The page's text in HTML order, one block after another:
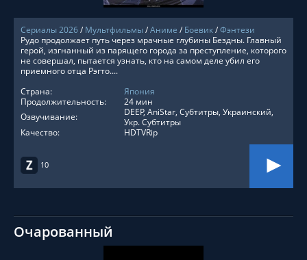
Сериалы 2026/ Мультфильмы/Аниме / Боевик/Фэнтези
10
Рудо продолжает путь через мрачные глубины Бездны. Главный
герой, изгнанный из парящего города за преступление, которого
не совершал, пытается узнать, кто на самом деле убил его
приемного отца Рэгто....
Страна:
Япония
Продолжительность:
24 мин
Озвучивание:
DEEP, AniStar, Субтитры, Украинский,
Укр. Субтитры
Качество:
HDTVRip
Очарованный